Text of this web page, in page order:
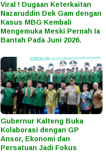
Viral ! Dugaan Keterkaitan
Nazaruddin Dek Gam dengan
Kasus MBG Kembali
Mengemuka Meski Pernah Ia
Bantah Pada Juni 2026.
Gubernur Kalteng Buka
Kolaborasi dengan GP
Ansor, Ekonomi dan
Persatuan Jadi Fokus